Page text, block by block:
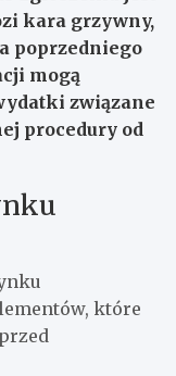
kara grzywny,
poprzedniego
mogą
związane
procedury od
które